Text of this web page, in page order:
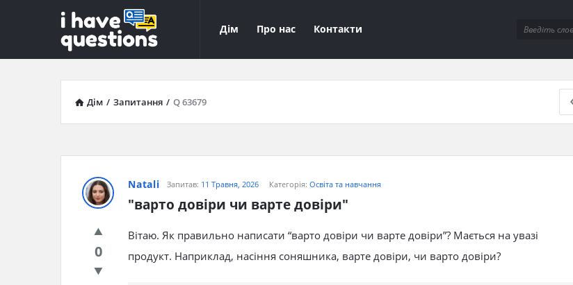
iHaveQuestions
Навігація
Дім Про нас Контакти
Дім / Запитання / Q 63679
Natali Запитав: 11 Травня, 2026 Категорія: Освіта та навчання
"варто довіри чи варте довіри"
0
Вітаю. Як правильно написати “варто довіри чи варте довіри”? Мається на увазі
продукт. Наприклад, насіння соняшника, варте довіри, чи варто довіри?